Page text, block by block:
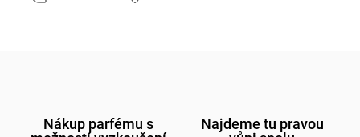
Nákup parfému s
Najdeme tu pravou